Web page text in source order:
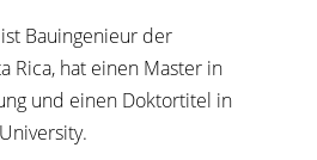
Bauingenieur der
Rica, hat einen Master in
und einen Doktortitel in